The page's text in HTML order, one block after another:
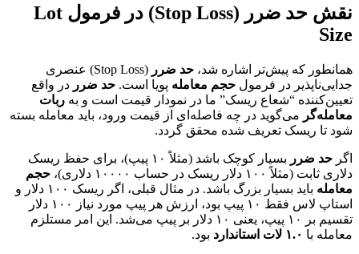
نقش حد ضرر (Stop Loss) در فرمول Lot
Size
همانطور که پیش‌تر اشاره شد، حد ضرر
(Stop Loss) عنصری
جدایی‌ناپذیر در فرمول حجم معامله پویا است. حد ضرر در واقع
تعیین‌کننده “شعاع ریسک” ما در نمودار قیمت است و به ربات
معامله‌گر می‌گوید در چه فاصله‌ای از قیمت ورود، باید معامله بسته
شود تا ریسک تعریف شده محقق گردد.
اگر حد ضرر
بسیار کوچک باشد (مثلاً ۱۰ پیپ)، برای حفظ ریسک
دلاری ثابت (مثلاً ۱۰۰ دلار ریسک در حساب ۱۰۰۰۰ دلاری)،
حجم
معامله
باید بسیار بزرگ باشد. در مثال قبلی، اگر ریسک ۱۰۰ دلار و
استاپ لاس فقط ۱۰ پیپ بود، ارزش هر پیپ مورد نیاز ۱۰۰ دلار
تقسیم بر ۱۰ پیپ، یعنی ۱۰ دلار بر پیپ می‌شد. این امر مستلزم
معامله با ۱.۰ لات استاندارد بود.